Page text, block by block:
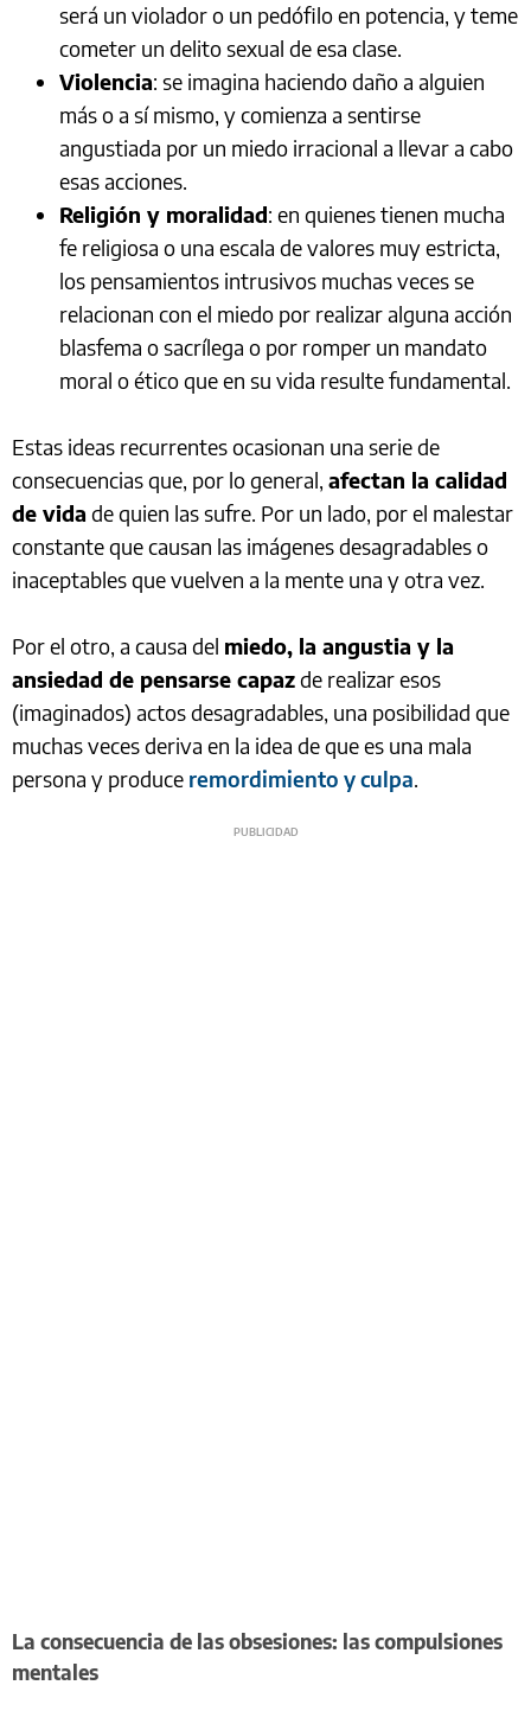
será un violador o un pedófilo en potencia, y teme
cometer un delito sexual de esa clase.
Violencia: se imagina haciendo daño a alguien
más o a sí mismo, y comienza a sentirse
angustiada por un miedo irracional a llevar a cabo
esas acciones.
Religión y moralidad: en quienes tienen mucha
fe religiosa o una escala de valores muy estricta,
los pensamientos intrusivos muchas veces se
relacionan con el miedo por realizar alguna acción
blasfema o sacrílega o por romper un mandato
moral o ético que en su vida resulte fundamental.
Estas ideas recurrentes ocasionan una serie de
consecuencias que, por lo general, afectan la calidad
de vida de quien las sufre. Por un lado, por el malestar
constante que causan las imágenes desagradables o
inaceptables que vuelven a la mente una y otra vez.
Por el otro, a causa del miedo, la angustia y la
ansiedad de pensarse capazde realizar esos
(imaginados) actos desagradables, una posibilidad que
muchas veces deriva en la idea de que es una mala
persona y produce remordimiento y culpa.
La consecuencia de las obsesiones: las compulsiones
mentales